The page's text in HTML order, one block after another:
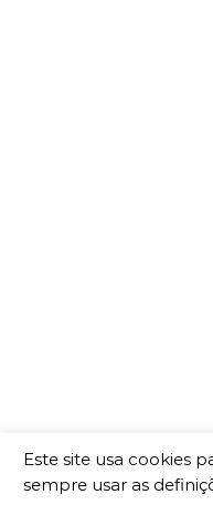
Este site usa cookies
sempre usar as